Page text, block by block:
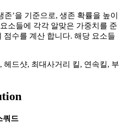
’을 기준으로, 생존 확률을 높이
소들에 각각 알맞은 가중치를 준
점수를 계산 합니다. 해당 요소들
헤드샷, 최대사거리 킬, 연속킬, 부
쿼드